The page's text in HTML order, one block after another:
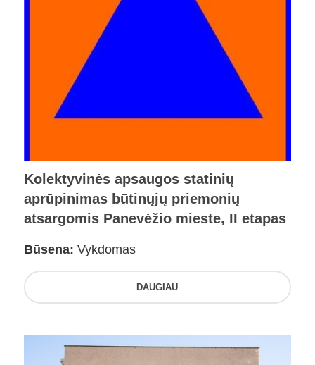
Kolektyvinės apsaugos statinių
aprūpinimas būtinųjų priemonių
atsargomis Panevėžio mieste, II etapas
Būsena: Vykdomas
DAUGIAU